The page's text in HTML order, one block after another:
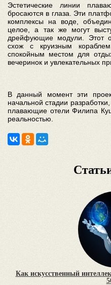
Эстетические линии
бросаются в глаза. Эти
комплексы на воде,
целое, а так же могут
дрейфующие модули. Этот
схож с круизным
спокойным местом для
вечеринок и увлекательных
В данный момент эти
начальной стадии
плавающие отели Филипа
реальностью.
Как искусственный